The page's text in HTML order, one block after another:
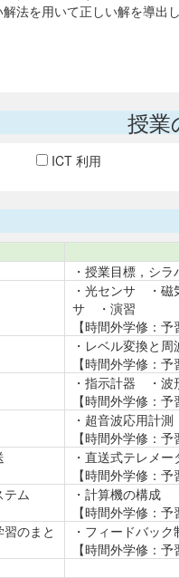
法を用いて正しい解を導出
授業
ICT 利用
・授業目標，シ
・光センサ ・
サ ・演習
【時間外学修：
・レベル変換と
【時間外学修：
・指示計器 ・
【時間外学修：
・超音波応用計
【時間外学修：
・直送式テレメ
【時間外学修：
テム
・計算機の構成
【時間外学修：
のまと
・フィードバッ
【時間外学修：